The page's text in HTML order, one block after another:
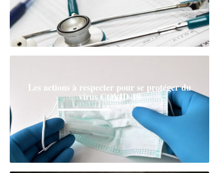
Les actions à respecter pour se protéger du
virus COVID-19